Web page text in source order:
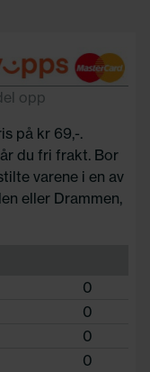
opp
på kr 69,-.
du fri frakt. Bor
varene i en av
eller Drammen,
0
0
0
0